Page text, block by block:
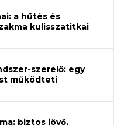
esélyedet az
dönti
a hűtés és
kulisszatitkai
szerelő: egy
működteti
biztos jövő,